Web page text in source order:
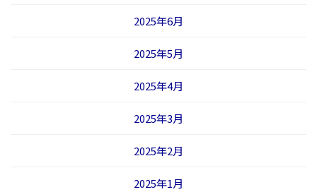
2025年6月
2025年5月
2025年4月
2025年3月
2025年2月
2025年1月